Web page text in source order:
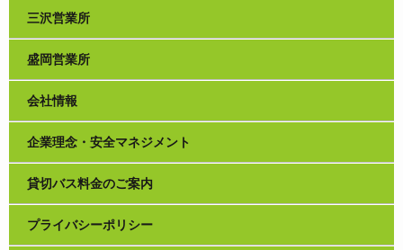
三沢営業所
盛岡営業所
会社情報
企業理念・安全マネジメント
貸切バス料金のご案内
プライバシーポリシー